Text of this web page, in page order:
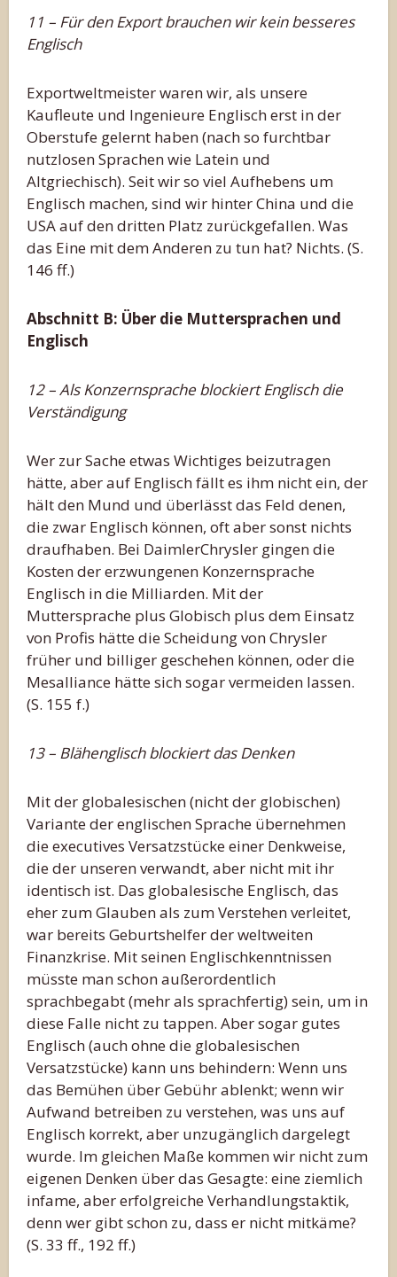
11 – Für den Export brauchen wir kein besseres
Englisch
Exportweltmeister waren wir, als unsere
Kaufleute und Ingenieure Englisch erst in der
Oberstufe gelernt haben (nach so furchtbar
nutzlosen Sprachen wie Latein und
Altgriechisch). Seit wir so viel Aufhebens um
Englisch machen, sind wir hinter China und die
USA auf den dritten Platz zurückgefallen. Was
das Eine mit dem Anderen zu tun hat? Nichts. (S.
146 ff.)
Abschnitt B: Über die Muttersprachen und
Englisch
12 – Als Konzernsprache blockiert Englisch die
Verständigung
Wer zur Sache etwas Wichtiges beizutragen
hätte, aber auf Englisch fällt es ihm nicht ein, der
hält den Mund und überlässt das Feld denen,
die zwar Englisch können, oft aber sonst nichts
draufhaben. Bei DaimlerChrysler gingen die
Kosten der erzwungenen Konzernsprache
Englisch in die Milliarden. Mit der
Muttersprache plus Globisch plus dem Einsatz
von Profis hätte die Scheidung von Chrysler
früher und billiger geschehen können, oder die
Mesalliance hätte sich sogar vermeiden lassen.
(S. 155 f.)
13 – Blähenglisch blockiert das Denken
Mit der globalesischen (nicht der globischen)
Variante der englischen Sprache übernehmen
die executives Versatzstücke einer Denkweise,
die der unseren verwandt, aber nicht mit ihr
identisch ist. Das globalesische Englisch, das
eher zum Glauben als zum Verstehen verleitet,
war bereits Geburtshelfer der weltweiten
Finanzkrise. Mit seinen Englischkenntnissen
müsste man schon außerordentlich
sprachbegabt (mehr als sprachfertig) sein, um in
diese Falle nicht zu tappen. Aber sogar gutes
Englisch (auch ohne die globalesischen
Versatzstücke) kann uns behindern: Wenn uns
das Bemühen über Gebühr ablenkt; wenn wir
Aufwand betreiben zu verstehen, was uns auf
Englisch korrekt, aber unzugänglich dargelegt
wurde. Im gleichen Maße kommen wir nicht zum
eigenen Denken über das Gesagte: eine ziemlich
infame, aber erfolgreiche Verhandlungstaktik,
denn wer gibt schon zu, dass er nicht mitkäme?
(S. 33 ff., 192 ff.)